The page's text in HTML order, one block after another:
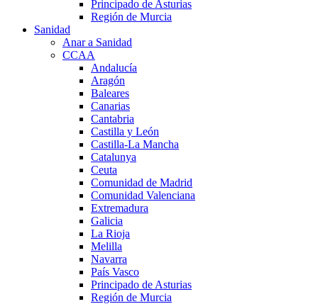
Principado de Asturias
Región de Murcia
Sanidad
Anar a Sanidad
CCAA
Andalucía
Aragón
Baleares
Canarias
Cantabria
Castilla y León
Castilla-La Mancha
Catalunya
Ceuta
Comunidad de Madrid
Comunidad Valenciana
Extremadura
Galicia
La Rioja
Melilla
Navarra
País Vasco
Principado de Asturias
Región de Murcia